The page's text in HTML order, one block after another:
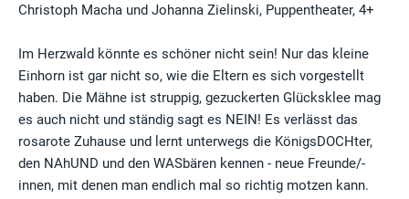
Christoph Macha und Johanna Zielinski, Puppentheater, 4+
Im Herzwald könnte es schöner nicht sein! Nur das kleine
Einhorn ist gar nicht so, wie die Eltern es sich vorgestellt
haben. Die Mähne ist struppig, gezuckerten Glücksklee mag
es auch nicht und ständig sagt es NEIN! Es verlässt das
rosarote Zuhause und lernt unterwegs die KönigsDOCHter,
den NAhUND und den WASbären kennen - neue Freunde/-
innen, mit denen man endlich mal so richtig motzen kann.